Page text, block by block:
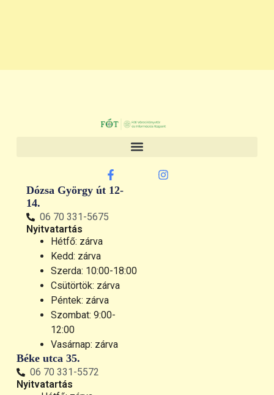
Béke utca 35.
06 70 331-5572
Nyitvatartás
Dózsa György út 12-
14.
06 70 331-5675
Nyitvatartás
Hétfő: zárva
Kedd: zárva
Szerda: 10:00-18:00
Csütörtök: zárva
Péntek: zárva
Szombat: 9:00-
12:00
Vasárnap: zárva